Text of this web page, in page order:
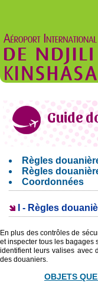
Guide
Règles
Règles
Coordonnées
I - Règles
En plus des contrôles de
et inspecter tous les bagages
identifient leurs valises avec
des douaniers.
OBJETS